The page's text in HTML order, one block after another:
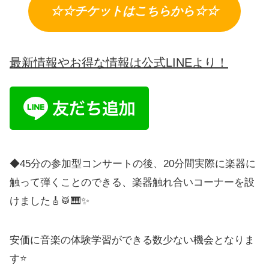
☆☆チケットはこちらから☆☆
最新情報やお得な情報は公式LINEより！
◆45分の参加型コンサートの後、20分間実際に楽器に
触って弾くことのできる、楽器触れ合いコーナーを設
けました🎸🥁🎹✨
安価に音楽の体験学習ができる数少ない機会となりま
す⭐️